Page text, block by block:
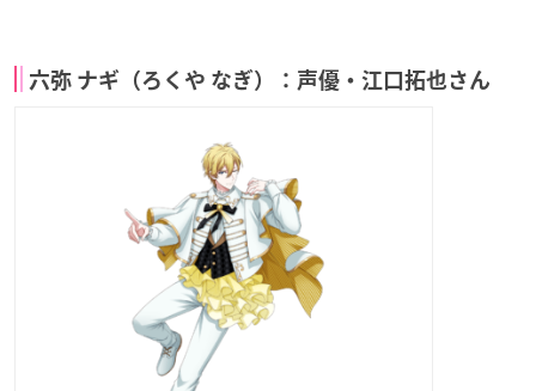
六弥 ナギ（ろくや なぎ）：声優・江口拓也さん